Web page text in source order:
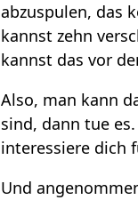
abzuspulen, das
kannst zehn
kannst das vor
Also, man kann
sind, dann tue
interessiere dich
Und